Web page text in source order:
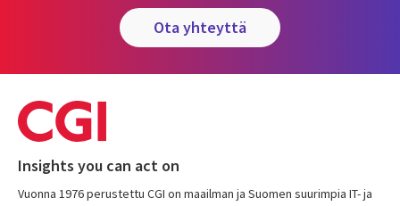
ota yhteyttä
Insights you can act on
Vuonna 1976 perustettu CGI on maailman ja Suomen suurimpia IT- ja